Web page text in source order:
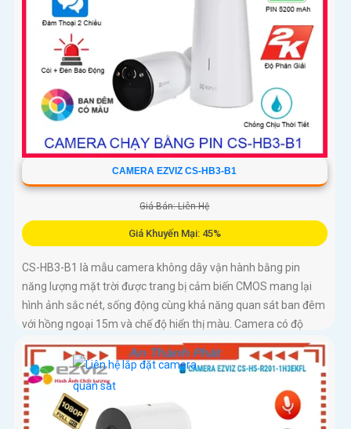
CAMERA EZVIZ CS-HB3-B1
Giá Bán: Liên Hệ
Giá Khuyến Mại: 45%
CS-HB3-B1 là mẫu camera không dây vận hành bằng pin
năng lượng mặt trời được trang bị cảm biến CMOS mang lại
hình ảnh sắc nét, sống động cùng khả năng quan sát ban đêm
với hồng ngoại 15m và chế độ hiển thị màu. Camera có độ
phân giải 3